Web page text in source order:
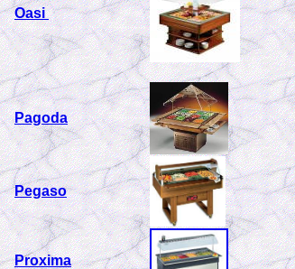
Oasi
Pagoda
Pegaso
Proxima